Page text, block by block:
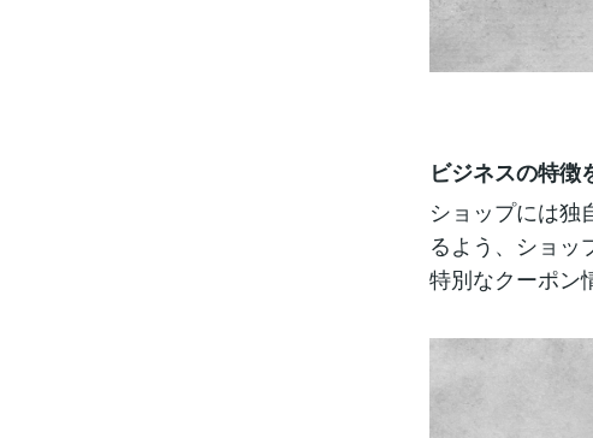
ビジネスの特徴
ショップには独
るよう、ショッ
特別なクーポン